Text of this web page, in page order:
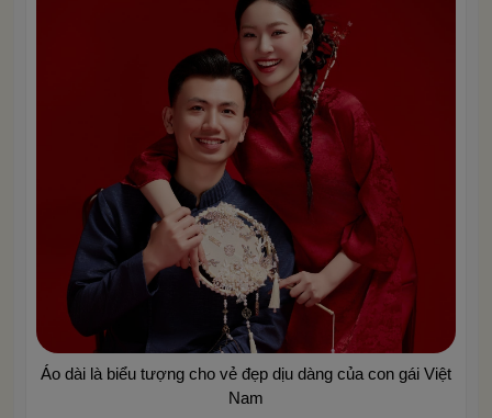
Áo dài là biểu tượng cho vẻ đẹp dịu dàng của con gái Việt
Nam